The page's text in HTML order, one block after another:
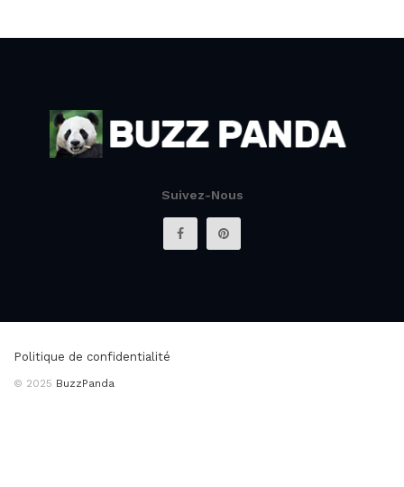
Suivez-Nous
Politique de confidentialité
© 2025 BuzzPanda